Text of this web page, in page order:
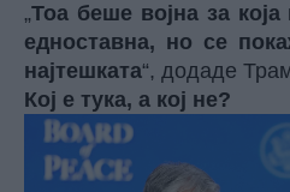
„Тоа беше војна за
едноставна, но се
најтешката“, додаде
Кој е тука, а кој не?